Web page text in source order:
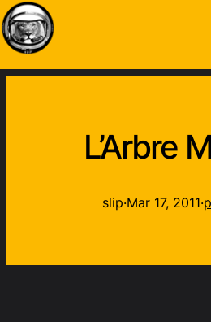
L’Arbre
slip·Mar 17, 2011·